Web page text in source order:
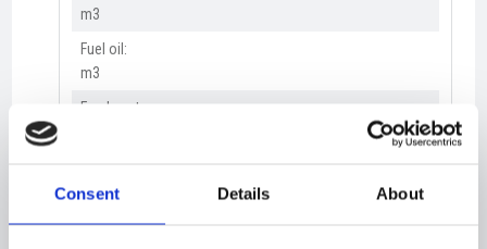
Consent Details About
m3
Fuel oil:
m3
Fresh water: